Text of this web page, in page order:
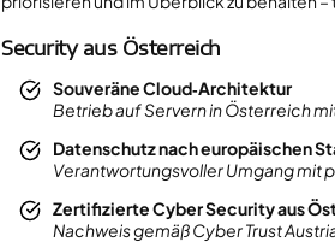
Security aus Österreich
Souveräne Cloud‑Architektur
Betrieb auf Servern in Österreich
Datenschutz nach europäischen
Verantwortungsvoller Umgang mit
Zertifizierte Cyber Security aus
Nachweis gemäß Cyber Trust